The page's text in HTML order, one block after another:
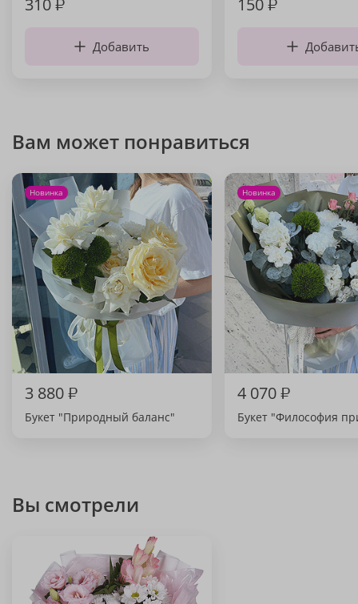
310₽
Добавить
150₽
Вам может понравиться
Новинка
3 880₽
Букет "Природный баланс"
Новинка
4 070₽
Букет "Философия
Вы смотрели